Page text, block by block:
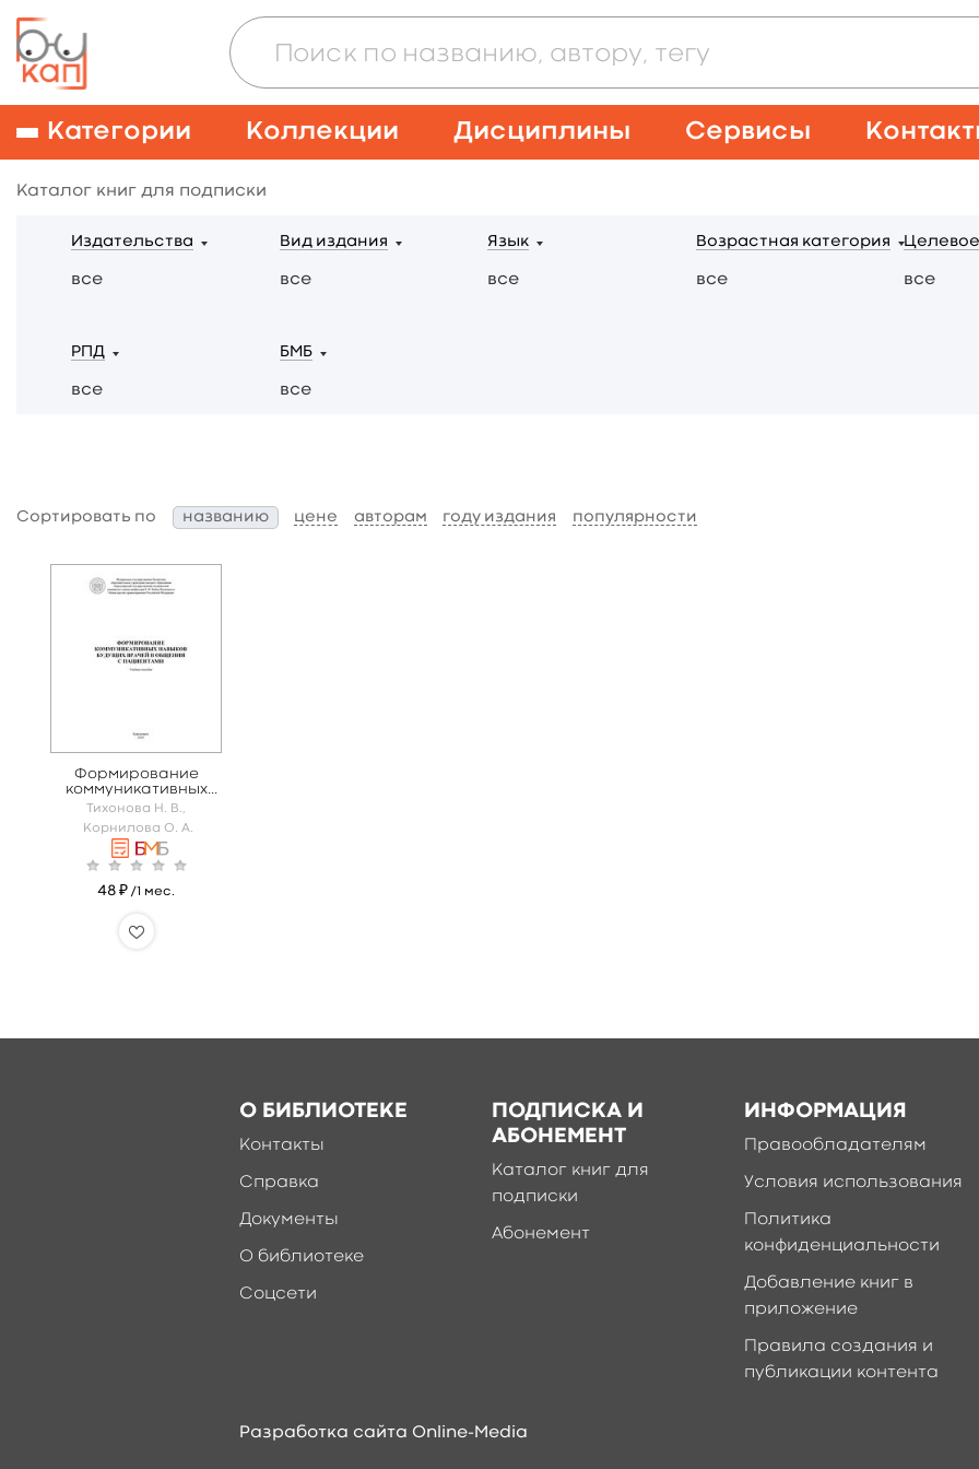
Категории Коллекции Дисциплины Сервисы
Каталог книг для подписки
Издательства
все
Вид издания
все
Язык
все
Возрастная категория
все все
РПД
все
БМБ
все
Сортировать по названию цене авторам году издания популярности
Формирование
коммуникативных
навыков будущих
пациентами
Тихонова Н. В.,
Корнилова О. А.
48 ₽ /1 мес.
О БИБЛИОТЕКЕ
Контакты
Справка
Документы
О библиотеке
Соцсети
ПОДПИСКА И
АБОНЕМЕНТ
Каталог книг для
подписки
Абонемент
ИНФОРМАЦИЯ
Правообладателям
Условия использования
Политика
конфиденциальности
Добавление книг в
приложение
Правила создания и
публикации контента
Разработка сайта Online-Media